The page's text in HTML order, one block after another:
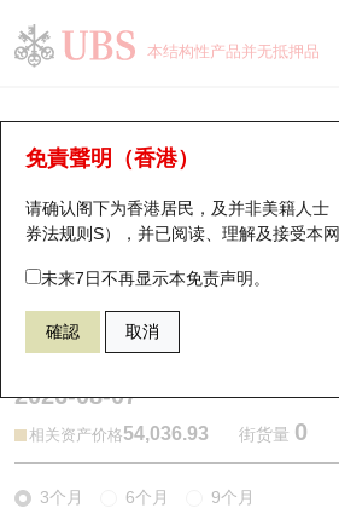
本结构性产品并无抵押品
免責聲明（香港）
请确认阁下为香港居民，及并非美籍人士
券法规则S），并已阅读、理解及接受本
未来7日不再显示本免责声明。
確認 取消
牛熊证分析仪
表现 街货统计 比较
49616 瑞银牛证 DJI 道琼
2026-08-07
相关资产价格54,036.93 街货量 0
3个月 6个月 9个月
瑞银认股证一览
新发行瑞银认股证
即将到期认股证
认股证到期结算价查找
认股证分析仪
街货统计
比较
牛熊全景快搜
牛熊证搜寻
牛熊证街货分布图
正股牛熊证列表
新发行瑞银牛熊证
街货统计
比较
十大升幅/跌幅
十大认股证成交分布
十天股证占大市成交
资金流
街货统计
正股分析仪
二十大活跃股份
恒指成份股
国指成份股
科指成份股
持股比重
显示所有持股比重
每月轮证大市专题
轮证专栏
讲座及教育短片
认股证投资者教育
牛熊证投资者教育